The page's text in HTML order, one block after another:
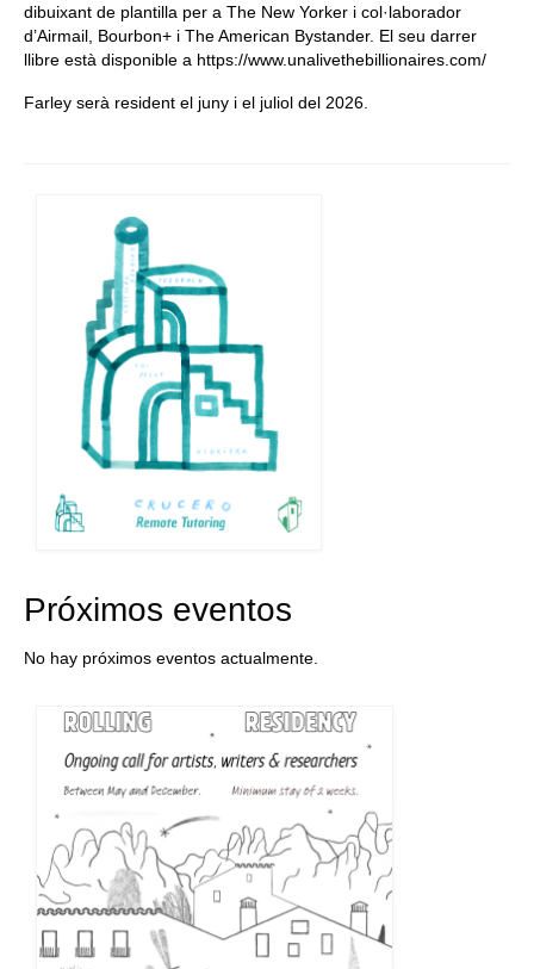
dibuixant de plantilla per a The New Yorker i col·laborador
d’Airmail, Bourbon+ i The American Bystander. El seu darrer
llibre està disponible a https://www.unalivethebillionaires.com/
Farley serà resident el juny i el juliol del 2026.
Próximos eventos
No hay próximos eventos actualmente.